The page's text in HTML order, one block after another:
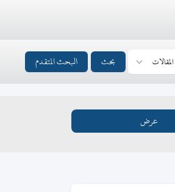
بحث البحث المتقدم